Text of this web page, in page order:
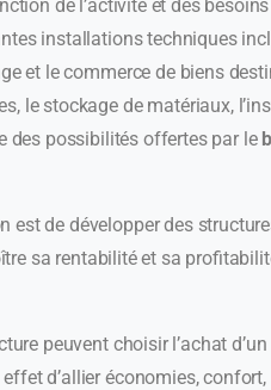
de l’activité et des besoins
installations techniques
et le commerce de biens
le stockage de matériaux,
des possibilités offertes par le
est de développer des
sa rentabilité et sa
peuvent choisir l’achat
d’allier économies, confort,